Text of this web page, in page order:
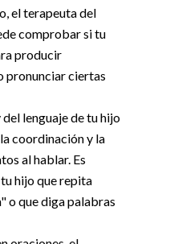
el terapeuta del
comprobar si tu
producir
pronunciar ciertas
lenguaje de tu hijo
coordinación y la
al hablar. Es
hijo que repita
o que diga palabras